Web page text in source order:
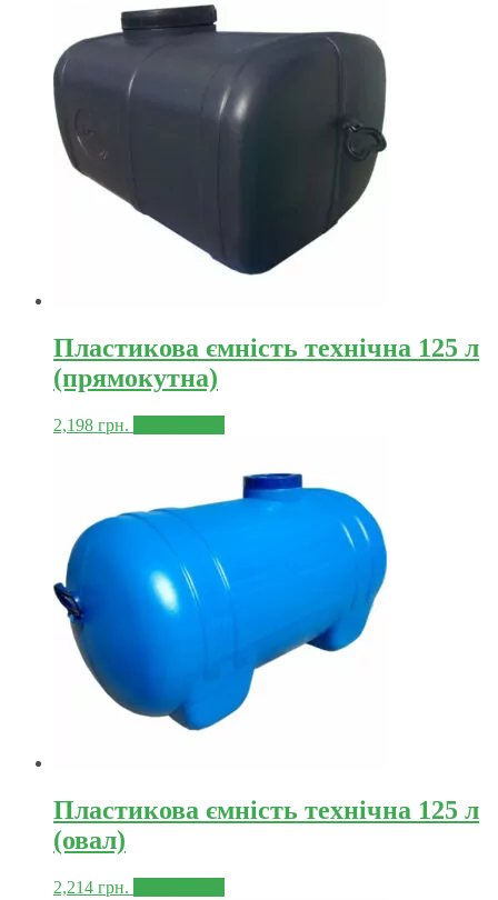
Пластикова ємність технічна 125 л
(прямокутна)
2,198 грн.
Пластикова ємність технічна 125 л
(овал)
2,214 грн.